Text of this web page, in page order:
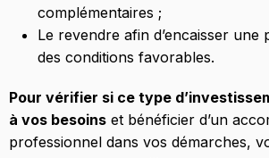
complémentaires ;
Le revendre afin d’encaisser une
des conditions favorables.
Pour vérifier si ce type
à vos besoins et bénéficier d’un
professionnel dans vos démarches,